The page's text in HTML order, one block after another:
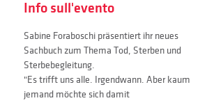
Info sull'evento
Sabine Foraboschi präsentiert ihr neues
Sachbuch zum Thema Tod, Sterben und
Sterbebegleitung.
"Es trifft uns alle. Irgendwann. Aber kaum
jemand möchte sich damit